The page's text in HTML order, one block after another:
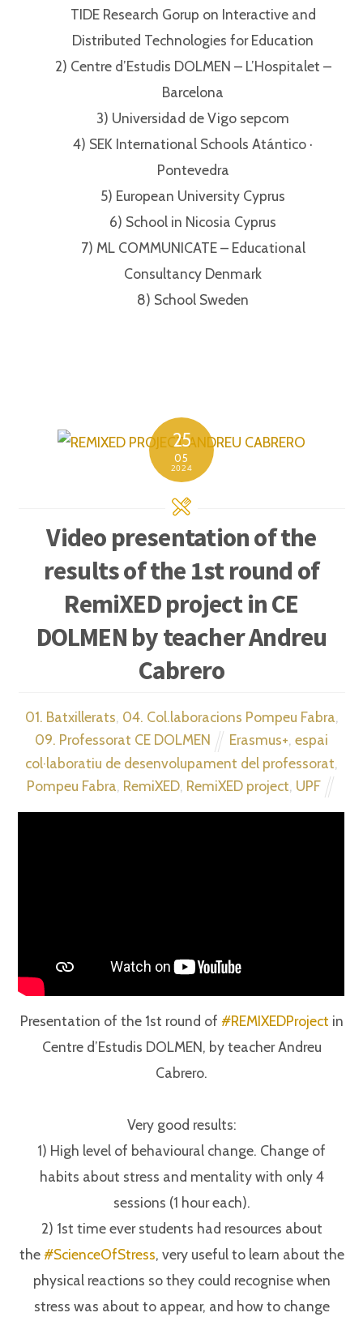
TIDE Research Gorup on Interactive and
Distributed Technologies for Education⁣⁣
2) Centre d’Estudis DOLMEN – L’Hospitalet –
Barcelona⁣⁣
3) Universidad de Vigo sepcom⁣⁣
4) SEK International Schools Atántico ·
Pontevedra⁣⁣
5) European University Cyprus⁣⁣
6) School in Nicosia Cyprus⁣⁣
7) ML COMMUNICATE – Educational
Consultancy Denmark⁣⁣
8) School Sweden
25
05
2024
Video presentation of the
results of the 1st round of
RemiXED project in CE
DOLMEN by teacher Andreu
Cabrero
01. Batxillerats 04. Col.laboracions Pompeu Fabra
09. Professorat CE DOLMEN
Erasmus+ ,espai
col·laboratiu de desenvolupament del professorat
Pompeu Fabra RemiXED, RemiXED project UPF
Presentation of the 1st round of #REMIXEDProject in
Centre d’Estudis DOLMEN, by teacher Andreu
Cabrero.⁣
Very good results:⁣
1) High level of behavioural change. Change of
habits about stress and mentality with only 4
sessions (1 hour each).⁣
2) 1st time ever students had resources about
the#ScienceOfStress, very useful to learn about the
physical reactions so they could recognise when
stress was about to appear, and how to change